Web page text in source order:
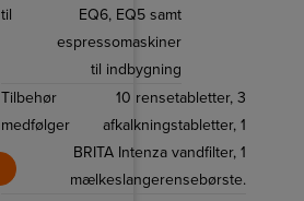
til
EQ6, EQ5 samt
espressomaskiner
til indbygning
Tilbehør
medfølger
10 rensetabletter, 3
afkalkningstabletter, 1
BRITA Intenza vandfilter, 1
mælkeslangerensebørste.